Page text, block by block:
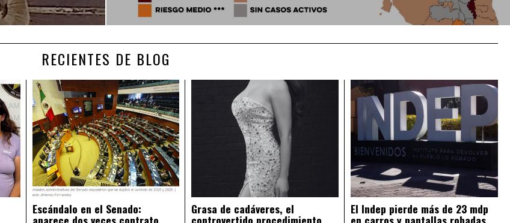
RECIENTES DE BLOG
Escándalo en el Senado:
aparece dos veces contrato
Grasa de cadáveres, el
controvertido procedimiento
El Indep pierde más de 23 mdp
en carros y pantallas robadas